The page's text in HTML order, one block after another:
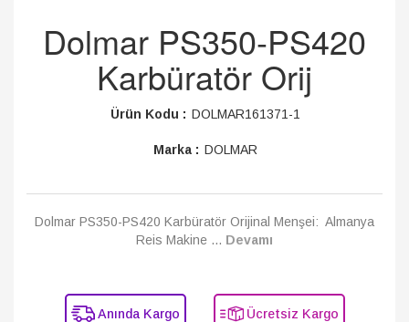
Dolmar PS350-PS420
Karbüratör Orij
Ürün Kodu : DOLMAR161371-1
Marka : DOLMAR
Dolmar PS350-PS420 Karbüratör Orijinal Menşei: Almanya
Reis Makine ... Devamı
Anında Kargo Ücretsiz Kargo